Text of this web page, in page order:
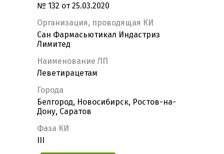
№ 132 от 25.03.2020
Организация, проводящая КИ
Сан Фармасьютикал Индастриз
Лимитед
Наименование ЛП
Леветирацетам
Города
Белгород, Новосибирск, Ростов-на-
Дону, Саратов
Фаза КИ